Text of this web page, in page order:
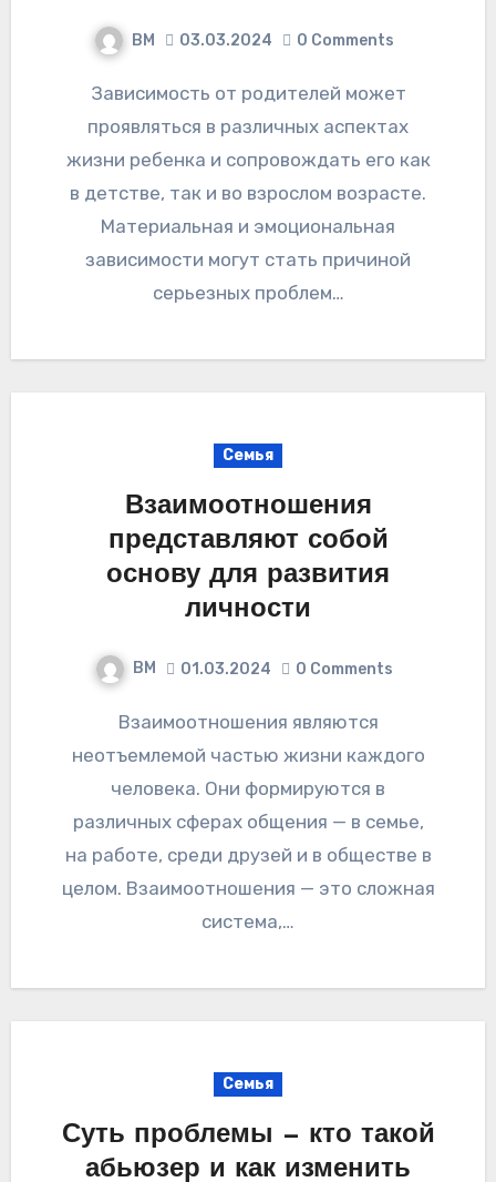
ВМ 03.03.2024 0 Comments
Зависимость от родителей может
проявляться в различных аспектах
жизни ребенка и сопровождать его как
в детстве, так и во взрослом возрасте.
Материальная и эмоциональная
зависимости могут стать причиной
серьезных проблем…
Семья
Взаимоотношения
представляют собой
основу для развития
личности
ВМ 01.03.2024 0 Comments
Взаимоотношения являются
неотъемлемой частью жизни каждого
человека. Они формируются в
различных сферах общения — в семье,
на работе, среди друзей и в обществе в
целом. Взаимоотношения — это сложная
система,…
Семья
Суть проблемы — кто такой
абьюзер и как изменить